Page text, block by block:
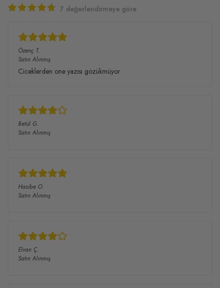
7 değerlendirmeye göre
Özenç T.
Satın Alınmış
Ciceklerden one yazısı gözükmüyor
Betül G.
Satın Alınmış
Hasibe O.
Satın Alınmış
Elvan Ç.
Satın Alınmış